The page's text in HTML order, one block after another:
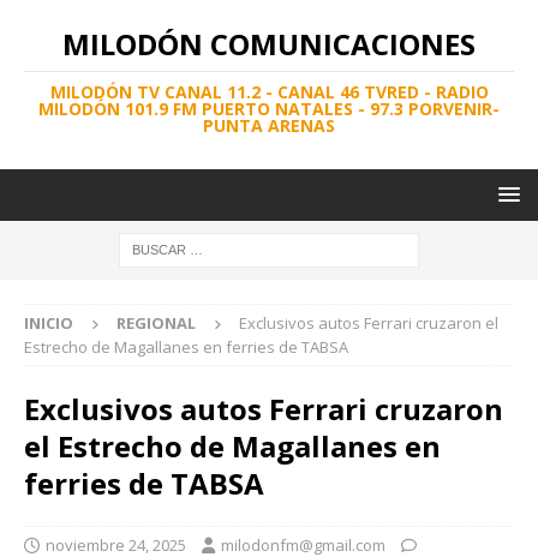
MILODÓN COMUNICACIONES
MILODÓN TV CANAL 11.2 - CANAL 46 TVRED - RADIO
MILODÓN 101.9 FM PUERTO NATALES - 97.3 PORVENIR-
PUNTA ARENAS
INICIO REGIONAL
Exclusivos autos Ferrari cruzaron el
Estrecho de Magallanes en ferries de TABSA
Exclusivos autos Ferrari cruzaron
el Estrecho de Magallanes en
ferries de TABSA
noviembre 24, 2025
milodonfm@gmail.com